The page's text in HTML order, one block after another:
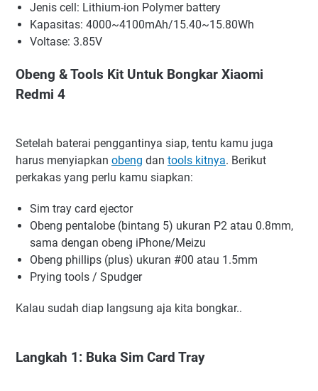
Jenis cell: Lithium-ion Polymer battery
Kapasitas: 4000~4100mAh/15.40~15.80Wh
Voltase: 3.85V
Obeng & Tools Kit Untuk Bongkar Xiaomi
Redmi 4
Setelah baterai penggantinya siap, tentu kamu juga
harus menyiapkan obeng dan tools kitnya. Berikut
perkakas yang perlu kamu siapkan:
Sim tray card ejector
Obeng pentalobe (bintang 5) ukuran P2 atau 0.8mm,
sama dengan obeng iPhone/Meizu
Obeng phillips (plus) ukuran #00 atau 1.5mm
Prying tools / Spudger
Kalau sudah diap langsung aja kita bongkar..
Langkah 1: Buka Sim Card Tray